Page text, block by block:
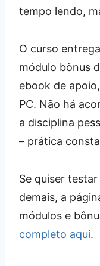
tempo lendo,
O curso
módulo bônus
ebook de
PC. Não há
a disciplina
– prática
Se quiser
demais, a
módulos e
completo aqui.